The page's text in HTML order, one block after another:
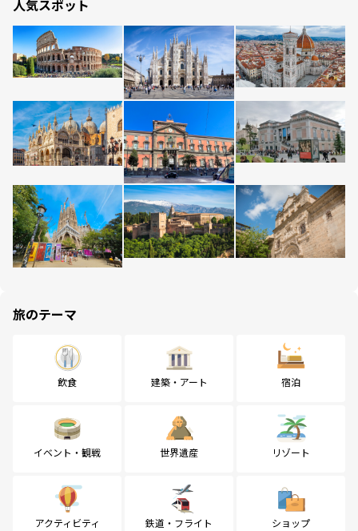
人気スポット
旅のテーマ
飲食 建築・アート 宿泊
イベント・観戦 世界遺産 リゾート
アクティビティ 鉄道・フライト ショップ